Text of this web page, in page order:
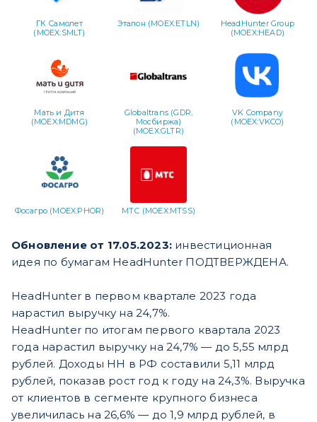
ГК Самолет
(MOEX:SMLT)
Эталон (MOEX:ETLN)
HeadHunter Group
(MOEX:HEAD)
Мать и Дитя
(MOEX:MDMG)
Globaltrans (GDR,
Мосбиржа)
(MOEX:GLTR)
VK Company
(MOEX:VKCO)
Фосагро (MOEX:PHOR) МТС (MOEX:MTSS)
Обновление от 17.05.2023: инвестиционная
идея по бумагам HeadHunter ПОДТВЕРЖДЕНА.
HeadHunter в первом квартале 2023 года
нарастил выручку на 24,7%.
HeadHunter по итогам первого квартала 2023
года нарастил выручку на 24,7% — до 5,55 млрд
рублей. Доходы HH в РФ составили 5,11 млрд
рублей, показав рост год к году на 24,3%. Выручка
от клиентов в сегменте крупного бизнеса
увеличилась на 26,6% — до 1,9 млрд рублей, в